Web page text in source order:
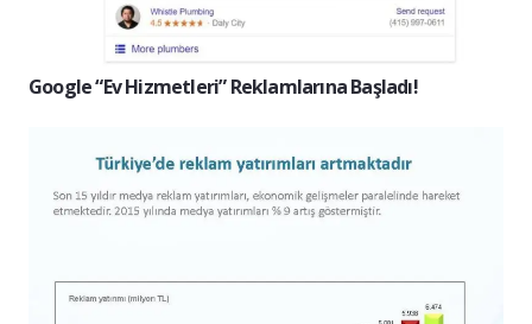
Google “Ev Hizmetleri” Reklamlarına Başladı!